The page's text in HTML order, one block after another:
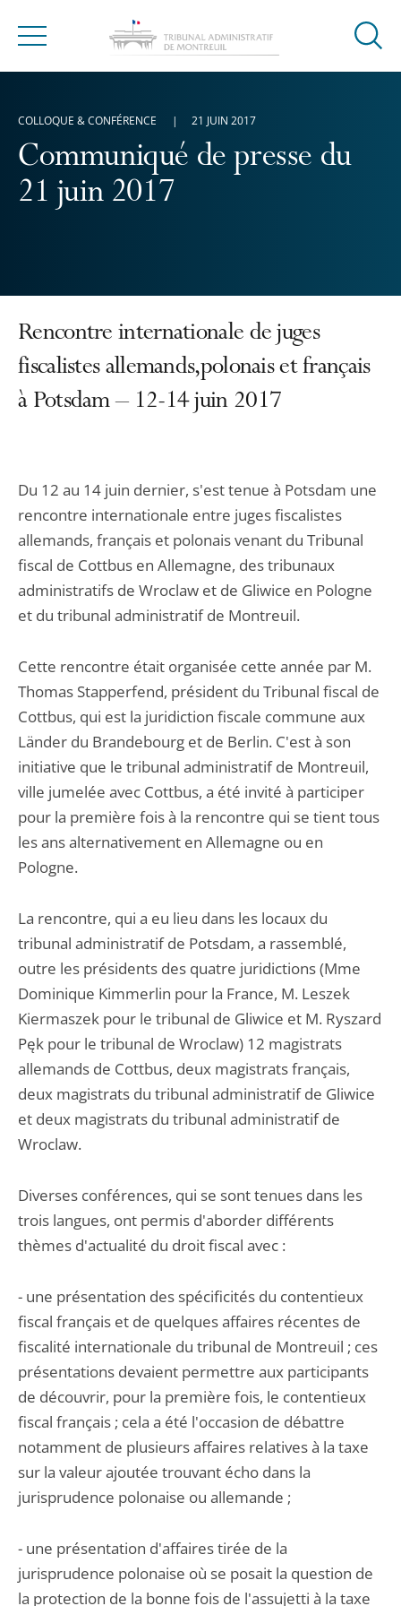
Menu
Ouvrir
Communiqué de presse du
21 juin 2017
COLLOQUE & CONFÉRENCE 21 JUIN 2017
Rencontre internationale de juges
fiscalistes allemands,polonais et français
à Potsdam – 12-14 juin 2017
Du 12 au 14 juin dernier, s'est tenue à Potsdam une
rencontre internationale entre juges fiscalistes
allemands, français et polonais venant du Tribunal
fiscal de Cottbus en Allemagne, des tribunaux
administratifs de Wroclaw et de Gliwice en Pologne
et du tribunal administratif de Montreuil.
Cette rencontre était organisée cette année par M.
Thomas Stapperfend, président du Tribunal fiscal de
Cottbus, qui est la juridiction fiscale commune aux
Länder du Brandebourg et de Berlin. C'est à son
initiative que le tribunal administratif de Montreuil,
ville jumelée avec Cottbus, a été invité à participer
pour la première fois à la rencontre qui se tient tous
les ans alternativement en Allemagne ou en
Pologne.
La rencontre, qui a eu lieu dans les locaux du
tribunal administratif de Potsdam, a rassemblé,
outre les présidents des quatre juridictions (Mme
Dominique Kimmerlin pour la France, M. Leszek
Kiermaszek pour le tribunal de Gliwice et M. Ryszard
Pęk pour le tribunal de Wroclaw) 12 magistrats
allemands de Cottbus, deux magistrats français,
deux magistrats du tribunal administratif de Gliwice
et deux magistrats du tribunal administratif de
Wroclaw.
Diverses conférences, qui se sont tenues dans les
trois langues, ont permis d'aborder différents
thèmes d'actualité du droit fiscal avec :
- une présentation des spécificités du contentieux
fiscal français et de quelques affaires récentes de
fiscalité internationale du tribunal de Montreuil ; ces
présentations devaient permettre aux participants
de découvrir, pour la première fois, le contentieux
fiscal français ; cela a été l'occasion de débattre
notamment de plusieurs affaires relatives à la taxe
sur la valeur ajoutée trouvant écho dans la
jurisprudence polonaise ou allemande ;
- une présentation d'affaires tirée de la
jurisprudence polonaise où se posait la question de
la protection de la bonne fois de l'assujetti à la taxe